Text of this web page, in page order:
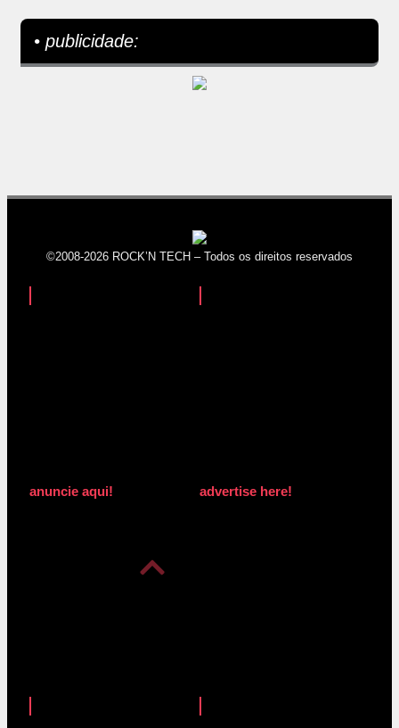
• publicidade:
©2008-2026 ROCK’N TECH – Todos os direitos reservados
anuncie aqui! advertise here!